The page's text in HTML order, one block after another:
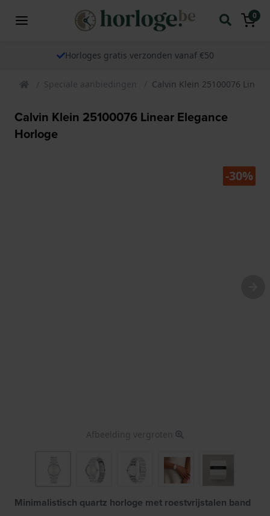
0
Horloges gratis verzonden vanaf €50
Speciale aanbiedingen Calvin Klein 25100076
Calvin Klein 25100076 Linear Elegance
Horloge
-30%
Afbeelding vergroten
Minimalistisch quartz horloge met roestvrijstalen band